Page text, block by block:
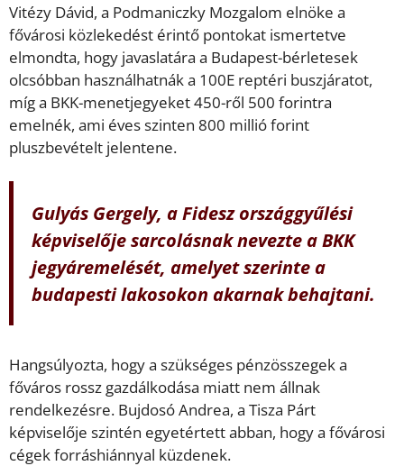
Vitézy Dávid, a Podmaniczky Mozgalom elnöke a
fővárosi közlekedést érintő pontokat ismertetve
elmondta, hogy javaslatára a Budapest-bérletesek
olcsóbban használhatnák a 100E reptéri buszjáratot,
míg a BKK-menetjegyeket 450-ről 500 forintra
emelnék, ami éves szinten 800 millió forint
pluszbevételt jelentene.
Gulyás Gergely, a Fidesz országgyűlési
képviselője sarcolásnak nevezte a BKK
jegyáremelését, amelyet szerinte a
budapesti lakosokon akarnak behajtani.
Hangsúlyozta, hogy a szükséges pénzösszegek a
főváros rossz gazdálkodása miatt nem állnak
rendelkezésre. Bujdosó Andrea, a Tisza Párt
képviselője szintén egyetértett abban, hogy a fővárosi
cégek forráshiánnyal küzdenek.